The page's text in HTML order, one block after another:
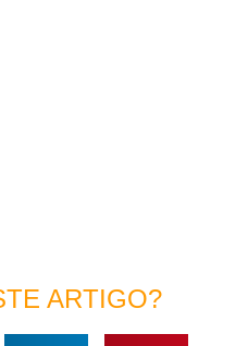
ARTIGO?